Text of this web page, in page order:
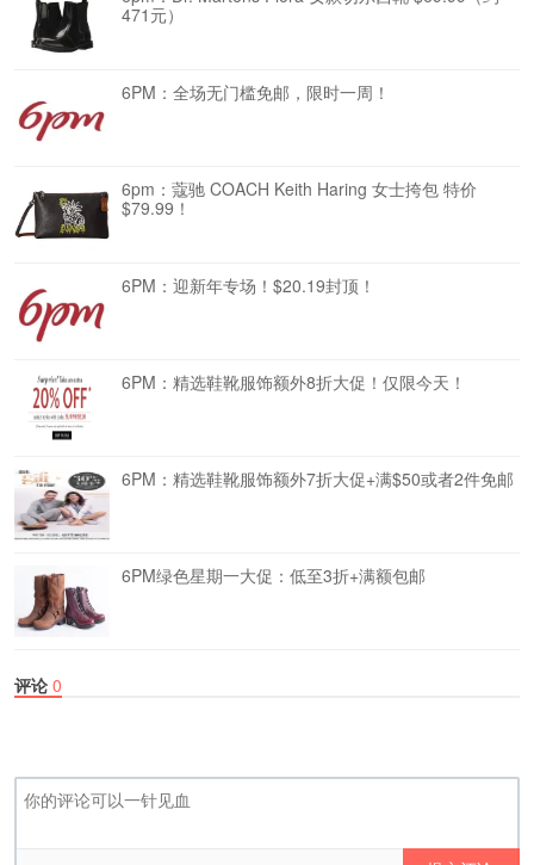
471元）
6PM：全场无门槛免邮，限时一周！
6pm：蔻驰 COACH Keith Haring 女士挎包 特价
$79.99！
6PM：迎新年专场！$20.19封顶！
6PM：精选鞋靴服饰额外8折大促！仅限今天！
6PM：精选鞋靴服饰额外7折大促+满$50或者2件免邮
6PM绿色星期一大促：低至3折+满额包邮
评论 0